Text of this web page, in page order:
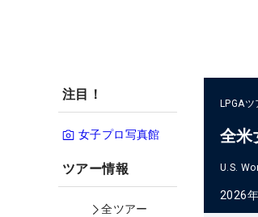
注目！
女子プロ写真館
ツアー情報
全ツアー
LPGAツ
全米
U.S.
2026